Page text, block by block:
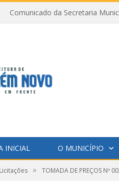
Comunicado da Secretaria
INICIAL O MUNICÍPIO
Licitações » TOMADA DE PREÇOS Nº